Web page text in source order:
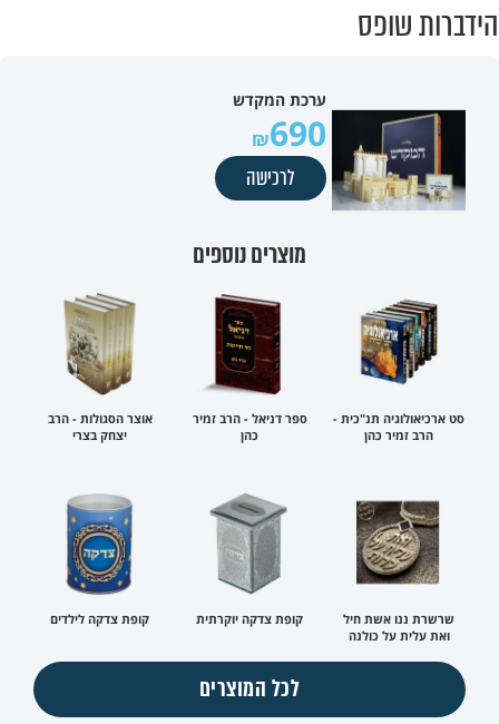
הידברות שופס
ערכת המקדש
690
לרכישה
מוצרים נוספים
סט ארכיאולוגיה תנ"כית -
הרב זמיר כהן
ספר דניאל - הרב זמיר
כהן
אוצר הסגולות - הרב
יצחק בצרי
שרשרת ננו אשת חיל
ואת עלית על כולנה
קופת צדקה יוקרתית קופת צדקה לילדים
לכל המוצרים